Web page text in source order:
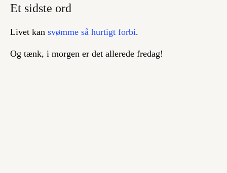
Et sidste ord
Livet kan svømme så hurtigt forbi.
Og tænk, i morgen er det allerede fredag!